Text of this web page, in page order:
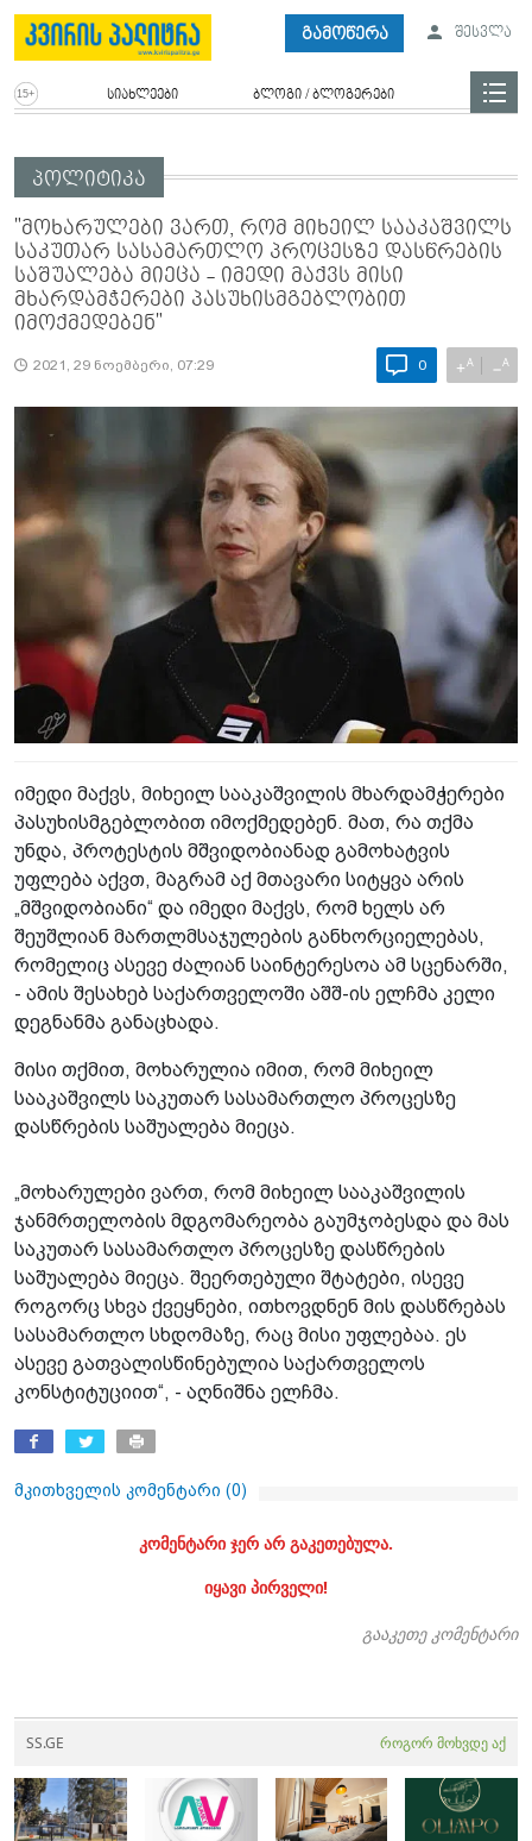
გამოწერა შესვლა
სიახლეები ბლოგი / ბლოგერები
პოლიტიკა
"მოხარულები ვართ, რომ მიხეილ სააკაშვილს
საკუთარ სასამართლო პროცესზე დასწრების
საშუალება მიეცა - იმედი მაქვს მისი
მხარდამჭერები პასუხისმგებლობით
იმოქმედებენ"
2021, 29 ნოემბერი, 07:29 0 +A −A
იმედი მაქვს, მიხეილ სააკაშვილის მხარდამჭერები
პასუხისმგებლობით იმოქმედებენ. მათ, რა თქმა
უნდა, პროტესტის მშვიდობიანად გამოხატვის
უფლება აქვთ, მაგრამ აქ მთავარი სიტყვა არის
„მშვიდობიანი“ და იმედი მაქვს, რომ ხელს არ
შეუშლიან მართლმსაჯულების განხორციელებას,
რომელიც ასევე ძალიან საინტერესოა ამ სცენარში,
- ამის შესახებ საქართველოში აშშ-ის ელჩმა კელი
დეგნანმა განაცხადა.
მისი თქმით, მოხარულია იმით, რომ მიხეილ
სააკაშვილს საკუთარ სასამართლო პროცესზე
დასწრების საშუალება მიეცა.
„მოხარულები ვართ, რომ მიხეილ სააკაშვილის
ჯანმრთელობის მდგომარეობა გაუმჯობესდა და მას
საკუთარ სასამართლო პროცესზე დასწრების
საშუალება მიეცა. შეერთებული შტატები, ისევე
როგორც სხვა ქვეყნები, ითხოვდნენ მის დასწრებას
სასამართლო სხდომაზე, რაც მისი უფლებაა. ეს
ასევე გათვალისწინებულია საქართველოს
კონსტიტუციით“, - აღნიშნა ელჩმა.
მკითხველის კომენტარი (0)
კომენტარი ჯერ არ გაკეთებულა.
იყავი პირველი!
გააკეთე კომენტარი
SS.GE როგორ მოხვდე აქ